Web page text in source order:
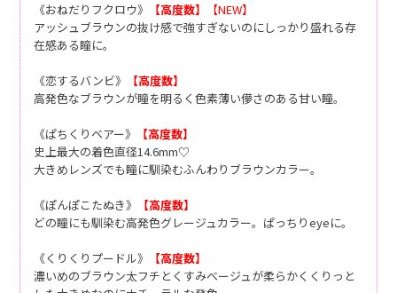
《おねだりフクロウ》 【高度数】
【NEW】
アッシュブラウンの抜け感で強すぎないのにしっかり盛れる存
在感ある瞳に。
《恋するバンビ》
【高度数】
高発色なブラウンが瞳を明るく色素薄い儚さのある甘い瞳。
《ぱちくりベアー》
【高度数】
史上最大の着色直径14.6mm♡
大きめレンズでも瞳に馴染むふんわりブラウンカラー。
《ぽんぽこたぬき》
【高度数】
どの瞳にも馴染む高発色グレージュカラー。ぱっちりeyeに。
《くりくりプードル》
【高度数】
濃いめのブラウン太フチとくすみベージュが柔らかくくりっと